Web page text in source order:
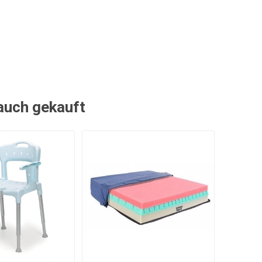
gekauft